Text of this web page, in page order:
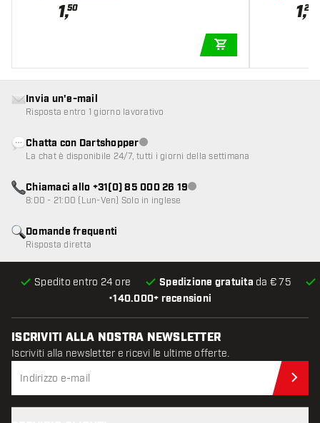
1,50 1,20
•140.000+ recensioni
Spedito entro 24 ore Spedizione gratuita da € 75
Domande frequenti
Risposta diretta
Invia un'e-mail
Risposta entro 1 giorno lavorativo
Chatta con DartshopperServizio clienti non disponibile
La chat è disponibile 24/7, tutti i giorni della settimana
Chiamaci allo +31(0) 85 000 26 19Servizio clienti non disponibile
8:00 - 21:00 (Lun-Ven) Solo in inglese
ISCRIVITI ALLA NOSTRA NEWSLETTER
Iscriviti alla newsletter e ricevi le ultime offerte.